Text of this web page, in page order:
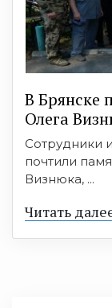
В Брянске
Олега
Сотрудники
почтили
Визнюка, ...
Читать